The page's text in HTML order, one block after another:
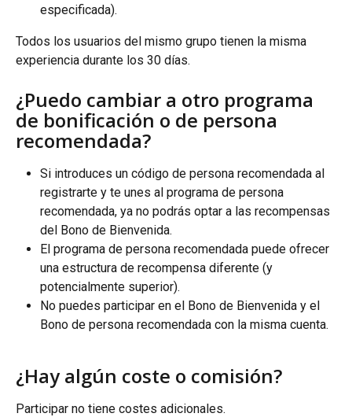
especificada).
Todos los usuarios del mismo grupo tienen la misma
experiencia durante los 30 días.
¿Puedo cambiar a otro programa
de bonificación o de persona
recomendada?
Si introduces un código de persona recomendada al
registrarte y te unes al programa de persona
recomendada, ya no podrás optar a las recompensas
del Bono de Bienvenida.
El programa de persona recomendada puede ofrecer
una estructura de recompensa diferente (y
potencialmente superior).
No puedes participar en el Bono de Bienvenida y el
Bono de persona recomendada con la misma cuenta.
¿Hay algún coste o comisión?
Participar no tiene costes adicionales.